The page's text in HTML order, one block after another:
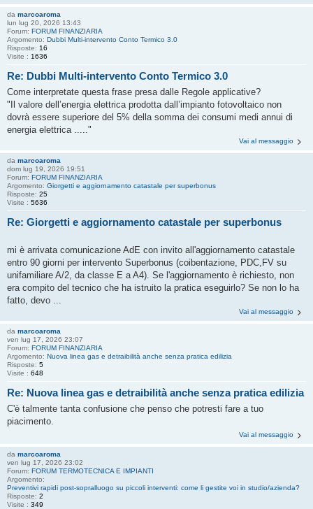
da marcoaroma
lun lug 20, 2026 13:43
Forum: FORUM FINANZIARIA
Argomento: Dubbi Multi-intervento Conto Termico 3.0
Risposte: 16
Visite : 1636
Re: Dubbi Multi-intervento Conto Termico 3.0
Come interpretate questa frase presa dalle Regole applicative?
"Il valore dell’energia elettrica prodotta dall’impianto fotovoltaico non
dovrà essere superiore del 5% della somma dei consumi medi annui di
energia elettrica ....."
Vai al messaggio
da marcoaroma
dom lug 19, 2026 19:51
Forum: FORUM FINANZIARIA
Argomento: Giorgetti e aggiornamento catastale per superbonus
Risposte: 25
Visite : 5636
Re: Giorgetti e aggiornamento catastale per superbonus
mi è arrivata comunicazione AdE con invito all'aggiornamento catastale
entro 90 giorni per intervento Superbonus (coibentazione, PDC,FV su
unifamiliare A/2, da classe E a A4). Se l'aggiornamento è richiesto, non
era compito del tecnico che ha istruito la pratica eseguirlo? Se non lo ha
fatto, devo ...
Vai al messaggio
da marcoaroma
ven lug 17, 2026 23:07
Forum: FORUM FINANZIARIA
Argomento: Nuova linea gas e detraibilità anche senza pratica edilizia
Risposte: 5
Visite : 648
Re: Nuova linea gas e detraibilità anche senza pratica edilizia
C'è talmente tanta confusione che penso che potresti fare a tuo
piacimento.
Vai al messaggio
da marcoaroma
ven lug 17, 2026 23:02
Forum: FORUM TERMOTECNICA E IMPIANTI
Argomento:
Preventivi rapidi post-sopralluogo su piccoli interventi: come li gestite voi in studio/azienda?
Risposte: 2
Visite : 349